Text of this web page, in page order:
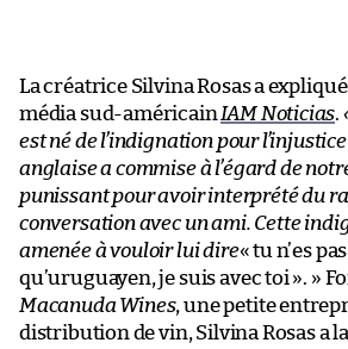
La créatrice Silvina Rosas a
média sud-américain IAM Noticias.
est né de l’indignation pour
anglaise a commise à l’égard de
punissant pour avoir interprété du
conversation avec un ami. Cette
amenée à vouloir lui dire« tu n’es
qu’uruguayen, je suis avec toi ». »
Macanuda Wines, une petite
distribution de vin, Silvina Rosas a